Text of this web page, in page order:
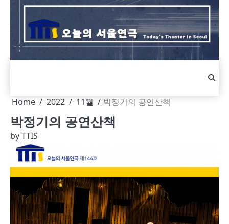
Skip
content
Home 2022 11월 박정기의 공연산책
박정기의 공연산책
byTTIS